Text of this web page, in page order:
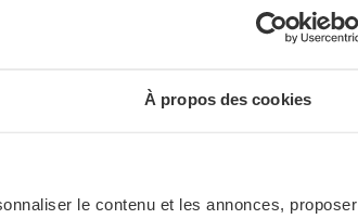
À propos des cookies
le contenu et les annonces, proposer